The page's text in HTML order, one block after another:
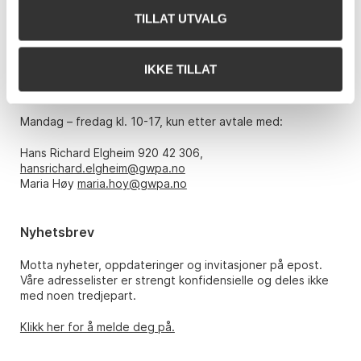
TILLAT UTVALG
IKKE TILLAT
E-post:post@gwpa.no
Åpningstider
Mandag – fredag kl. 10-17, kun etter avtale med:
Hans Richard Elgheim 920 42 306,
hansrichard.elgheim@gwpa.no
Maria Høy maria.hoy@gwpa.no
Nyhetsbrev
Motta nyheter, oppdateringer og invitasjoner på epost.
Våre adresselister er strengt konfidensielle og deles ikke
med noen tredjepart.
Klikk her for å melde deg på.